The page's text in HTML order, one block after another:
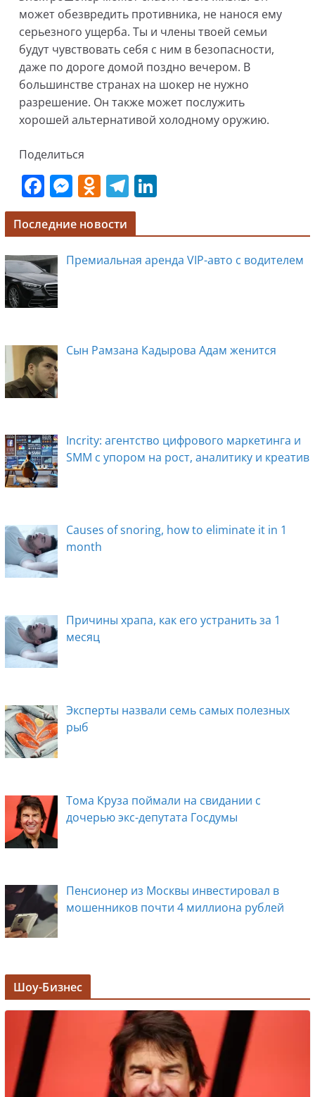
может обезвредить противника, не нанося ему
серьезного ущерба. Ты и члены твоей семьи
будут чувствовать себя с ним в безопасности,
даже по дороге домой поздно вечером. В
большинстве странах на шокер не нужно
разрешение. Он также может послужить
хорошей альтернативой холодному оружию.
Поделиться
F
a
c
e
b
o
k
M
e
ss
e
n
O
d
n
o
ni
T
el
e
gr
Li
k
e
dI
Последние новости
Премиальная аренда VIP-авто с водителем
Сын Рамзана Кадырова Адам женится
Incrity: агентство цифрового маркетинга и
SMM с упором на рост, аналитику и креатив
Causes of snoring, how to eliminate it in 1
month
Причины храпа, как его устранить за 1
месяц
Эксперты назвали семь самых полезных
рыб
Тома Круза поймали на свидании с
дочерью экс-депутата Госдумы
Пенсионер из Москвы инвестировал в
мошенников почти 4 миллиона рублей
Задержана мэр Кургана Елена Ситникова, в
её кабинете прошли обыски
Лолита ответила на требования вырезать
ее из новогодних передач
Шоу-Бизнес